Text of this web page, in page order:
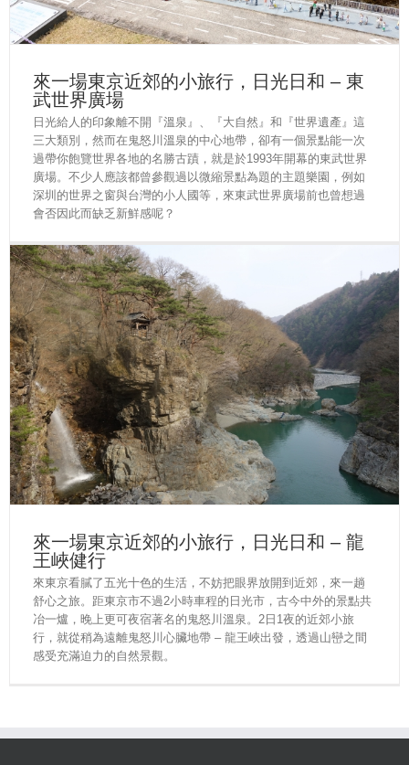
來一場東京近郊的小旅行，日光日和 – 東
武世界廣場
日光給人的印象離不開『溫泉』、『大自然』和『世界遺產』這
三大類別，然而在鬼怒川溫泉的中心地帶，卻有一個景點能一次
過帶你飽覽世界各地的名勝古蹟，就是於1993年開幕的東武世界
廣場。不少人應該都曾參觀過以微縮景點為題的主題樂園，例如
深圳的世界之窗與台灣的小人國等，來東武世界廣場前也曾想過
會否因此而缺乏新鮮感呢？
來一場東京近郊的小旅行，日光日和 – 龍
王峽健行
來東京看膩了五光十色的生活，不妨把眼界放開到近郊，來一趟
舒心之旅。距東京市不過2小時車程的日光市，古今中外的景點共
冶一爐，晚上更可夜宿著名的鬼怒川溫泉。2日1夜的近郊小旅
行，就從稍為遠離鬼怒川心臟地帶 – 龍王峽出發，透過山巒之間
感受充滿迫力的自然景觀。